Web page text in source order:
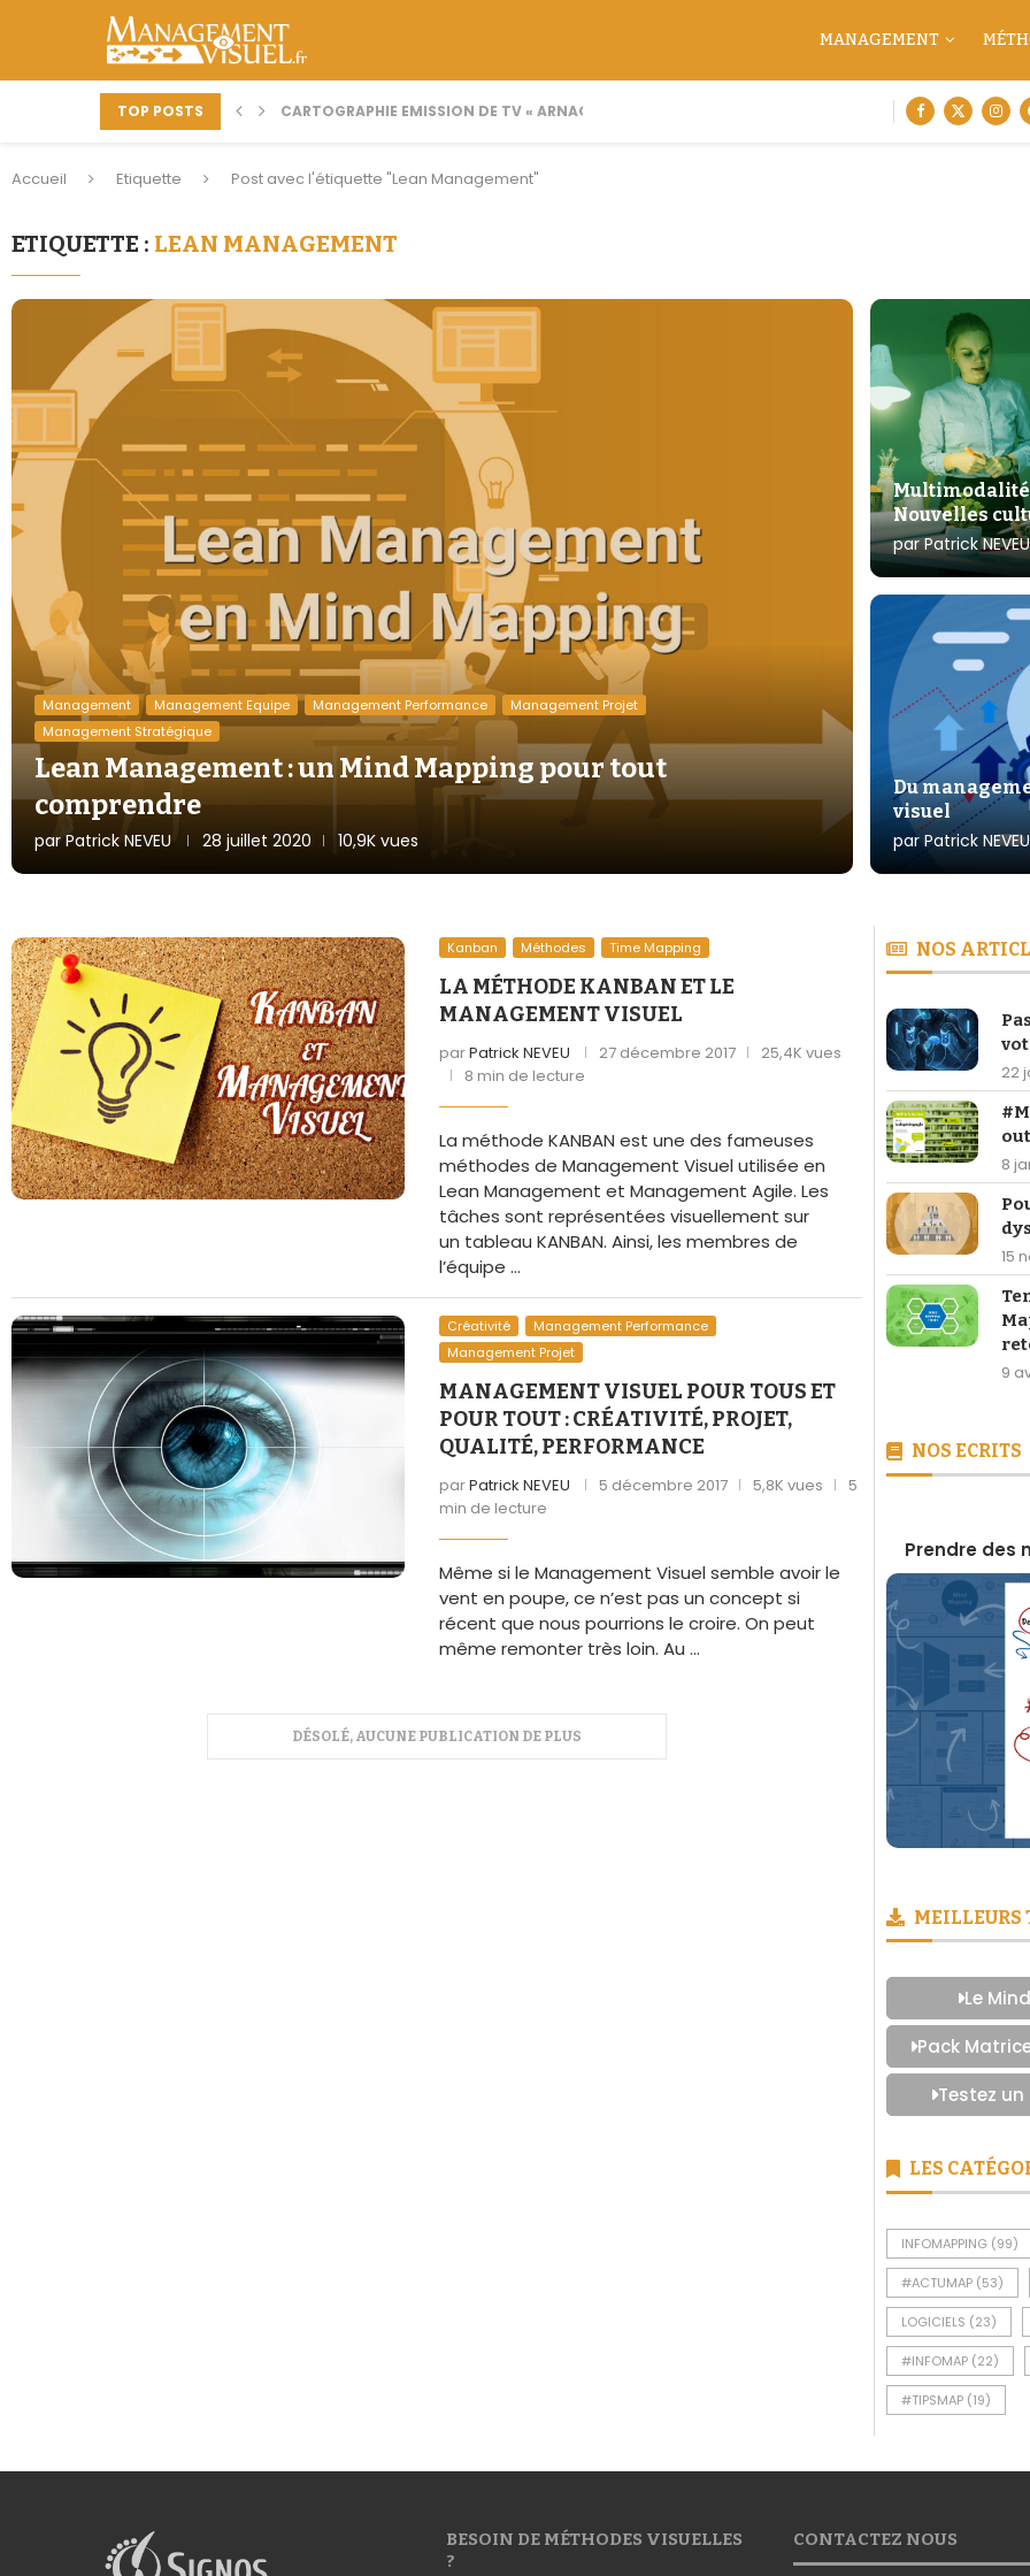
MANAGEMENT
TOP POSTS CARTOGRAPHIE EMISSION DE TV « ARNAQUE MOI SI TU...
Accueil Etiquette Post avec l'étiquette "Lean Management"
ETIQUETTE : LEAN MANAGEMENT
Management Management Equipe Management Performance
Management Projet
Management Stratégique
Lean Management : un Mind Mapping pour tout
comprendre
parPatrick NEVEU 28 juillet 2020 10,9K vues
Nouvelles
parPatrick NEVEU
Du
visuel
parPatrick NEVEU
Kanban Méthodes Time Mapping
LA MÉTHODE KANBAN ET LE
MANAGEMENT VISUEL
parPatrick NEVEU 27 décembre 2017
25,4K vues
8 min de lecture
La méthode KANBAN est une des fameuses
méthodes de Management Visuel utilisée en
Lean Management et Management Agile. Les
tâches sont représentées visuellement sur
un tableau KANBAN. Ainsi, les membres de
l’équipe …
Créativité
Management Performance
Management Projet
MANAGEMENT VISUEL POUR TOUS ET
POUR TOUT : CRÉATIVITÉ, PROJET,
QUALITÉ, PERFORMANCE
parPatrick NEVEU 5 décembre 2017 5,8K vues
5
min de lecture
Même si le Management Visuel semble avoir le
vent en poupe, ce n’est pas un concept si
récent que nous pourrions le croire. On peut
même remonter très loin. Au …
DÉSOLÉ, AUCUNE PUBLICATION DE PLUS
NOS
22
8
15
9
NOS ECRITS
Prendre des
MEILLEURS
Le
Pack
Testez
LES
INFOMAPPING (99)
#ACTUMAP (53)
LOGICIELS (23)
#INFOMAP (22)
#TIPSMAP (19)
BESOIN DE MÉTHODES VISUELLES
?
CONTACTEZ NOUS